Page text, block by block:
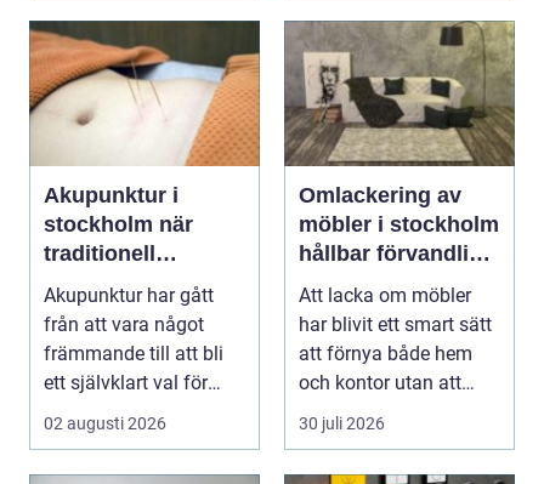
Akupunktur i
stockholm när
traditionell
kinesisk medicin
möter modern
vardag
Akupunktur har gått
från att vara något
främmande till att bli
ett självklart val för
många som söke...
02 augusti 2026
Omlackering av
möbler i stockholm
hållbar förvandling
av hem och kontor
Att lacka om möbler
har blivit ett smart sätt
att förnya både hem
och kontor utan att
köpa nytt. Mån...
30 juli 2026